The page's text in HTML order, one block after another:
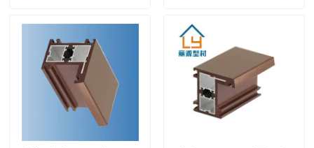
비디오
우리에 대하여